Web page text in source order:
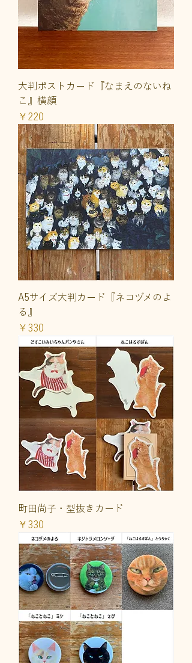
大判ポストカード『なまえのないね
こ』横顔
価格
￥220
A5サイズ大判カード『ネコヅメのよ
る』
価格
￥330
町田尚子・型抜きカード
価格
￥330